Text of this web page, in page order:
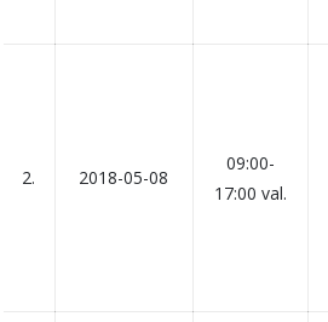
2. 2018-05-08
09:00-
17:00 val.